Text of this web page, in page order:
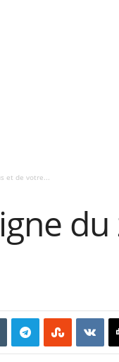
et de votre...